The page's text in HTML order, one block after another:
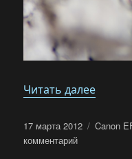
Читать далее
Опубликовано
17 марта 2012 Метки
Canon
комментарийк